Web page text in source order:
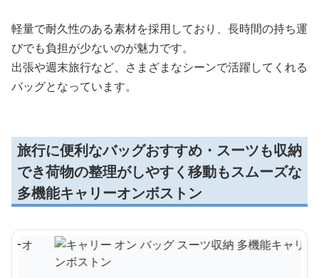
軽量で耐久性のある素材を採用しており、長時間の持ち運
びでも負担が少ないのが魅力です。
出張や週末旅行など、さまざまなシーンで活躍してくれる
バッグとなっています。
旅行に便利なバッグおすすめ・スーツも収納
でき荷物の整理がしやすく移動もスムーズな
多機能キャリーオンボストン